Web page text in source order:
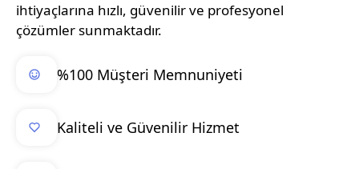
ihtiyaçlarına hızlı, güvenilir ve profesyonel
çözümler sunmaktadır.
%100 Müşteri Memnuniyeti
Kaliteli ve Güvenilir Hizmet